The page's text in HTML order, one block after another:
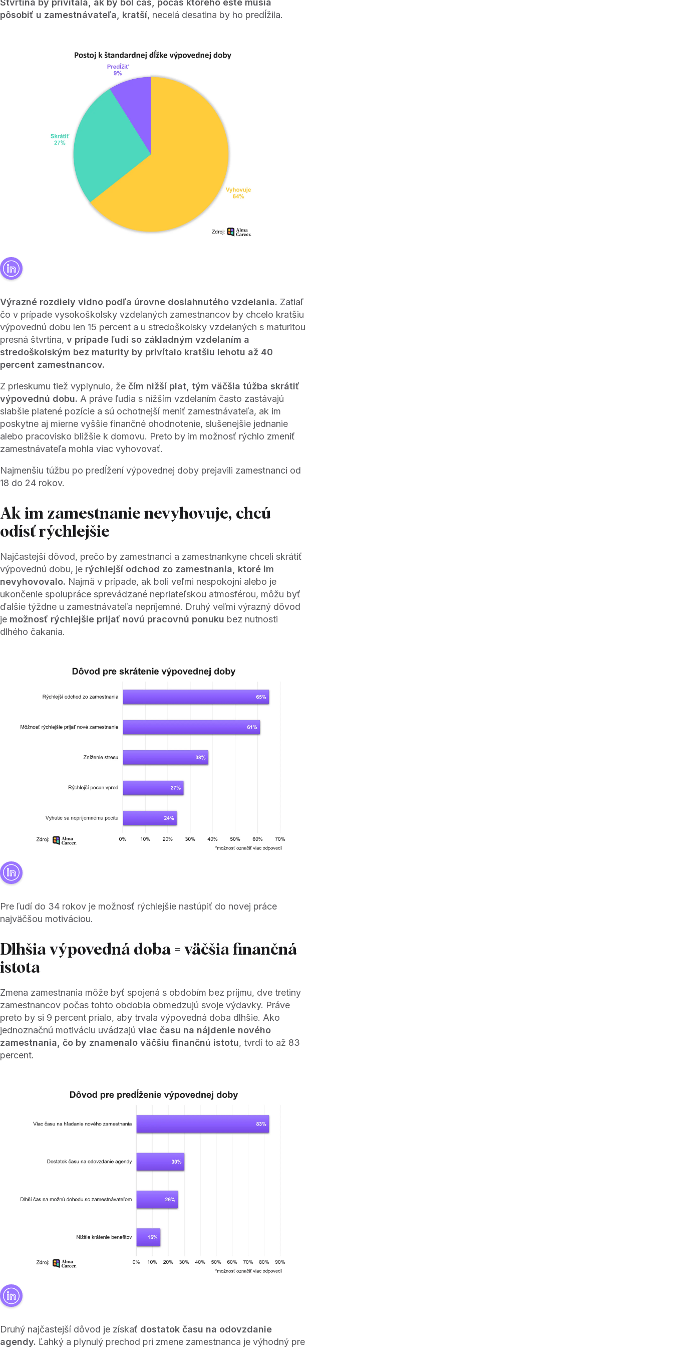
pôsobiť u zamestnávateľa, kratší, necelá desatina by ho predĺžila.
Výrazné rozdiely vidno podľa úrovne dosiahnutého vzdelania. Zatiaľ
čo v prípade vysokoškolsky vzdelaných zamestnancov by chcelo kratšiu
výpovednú dobu len 15 percent a u stredoškolsky vzdelaných s maturitou
presná štvrtina, v prípade ľudí so základným vzdelaním a
stredoškolským bez maturity by privítalo kratšiu lehotu až 40
percent zamestnancov.
Z prieskumu tiež vyplynulo, že čím nižší plat, tým väčšia túžba skrátiť
výpovednú dobu. A práve ľudia s nižším vzdelaním často zastávajú
slabšie platené pozície a sú ochotnejší meniť zamestnávateľa, ak im
poskytne aj mierne vyššie finančné ohodnotenie, slušenejšie jednanie
alebo pracovisko bližšie k domovu. Preto by im možnosť rýchlo zmeniť
zamestnávateľa mohla viac vyhovovať.
Najmenšiu túžbu po predĺžení výpovednej doby prejavili zamestnanci od
18 do 24 rokov.
Ak im zamestnanie nevyhovuje, chcú
odísť rýchlejšie
Najčastejší dôvod, prečo by zamestnanci a zamestnankyne chceli skrátiť
výpovednú dobu, je rýchlejší odchod zo zamestnania, ktoré im
nevyhovovalo. Najmä v prípade, ak boli veľmi nespokojní alebo je
ukončenie spolupráce sprevádzané nepriateľskou atmosférou, môžu byť
ďalšie týždne u zamestnávateľa nepríjemné. Druhý veľmi výrazný dôvod
je možnosť rýchlejšie prijať novú pracovnú ponuku bez nutnosti
dlhého čakania.
Pre ľudí do 34 rokov je možnosť rýchlejšie nastúpiť do novej práce
najväčšou motiváciou.
Dlhšia výpovedná doba = väčšia finančná
istota
Zmena zamestnania môže byť spojená s obdobím bez príjmu, dve tretiny
zamestnancov počas tohto obdobia obmedzujú svoje výdavky. Práve
preto by si 9 percent prialo, aby trvala výpovedná doba dlhšie. Ako
jednoznačnú motiváciu uvádzajú viac času na nájdenie nového
zamestnania, čo by znamenalo väčšiu finančnú istotu, tvrdí to až 83
percent.
Druhý najčastejší dôvod je získať dostatok času na odovzdanie
agendy. Ľahký a plynulý prechod pri zmene zamestnanca je výhodný pre